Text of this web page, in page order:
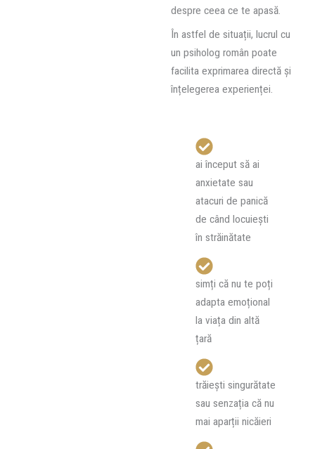
despre ceea ce te apasă.
În astfel de situații, lucrul cu
un psiholog român poate
facilita exprimarea directă și
înțelegerea experienței.
ai început să ai
anxietate sau
atacuri de panică
de când locuiești
în străinătate
simți că nu te poți
adapta emoțional
la viața din altă
țară
trăiești singurătate
sau senzația că nu
mai aparții nicăieri